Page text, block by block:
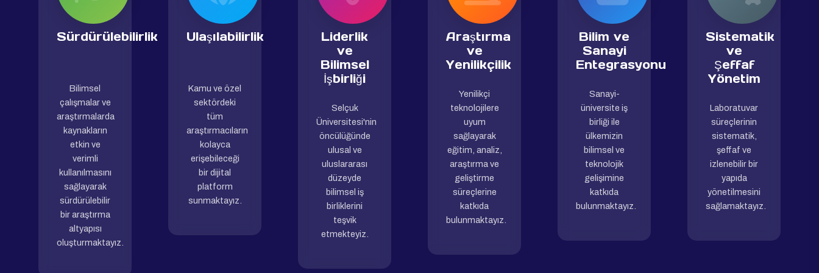
Sürdürülebilirlik
Bilimsel
çalışmalar ve
araştırmalarda
kaynakların
etkin ve
verimli
kullanılmasını
sağlayarak
sürdürülebilir
bir araştırma
altyapısı
oluşturmaktayız.
Ulaşılabilirlik
Kamu ve özel
sektördeki
tüm
araştırmacıların
kolayca
erişebileceği
bir dijital
platform
sunmaktayız.
Liderlik
ve
Bilimsel
İşbirliği
Selçuk
Üniversitesi'nin
öncülüğünde
ulusal ve
uluslararası
düzeyde
bilimsel iş
birliklerini
teşvik
etmekteyiz.
Araştırma
ve
Yenilikçilik
Yenilikçi
teknolojilere
uyum
sağlayarak
eğitim, analiz,
araştırma ve
geliştirme
süreçlerine
katkıda
bulunmaktayız.
Bilim ve
Sanayi
Entegrasyonu
Sanayi-
üniversite iş
birliği ile
ülkemizin
bilimsel ve
teknolojik
gelişimine
katkıda
bulunmaktayız.
Sistematik
ve
Şeffaf
Yönetim
Laboratuvar
süreçlerinin
sistematik,
şeffaf ve
izlenebilir bir
yapıda
yönetilmesini
sağlamaktayız.